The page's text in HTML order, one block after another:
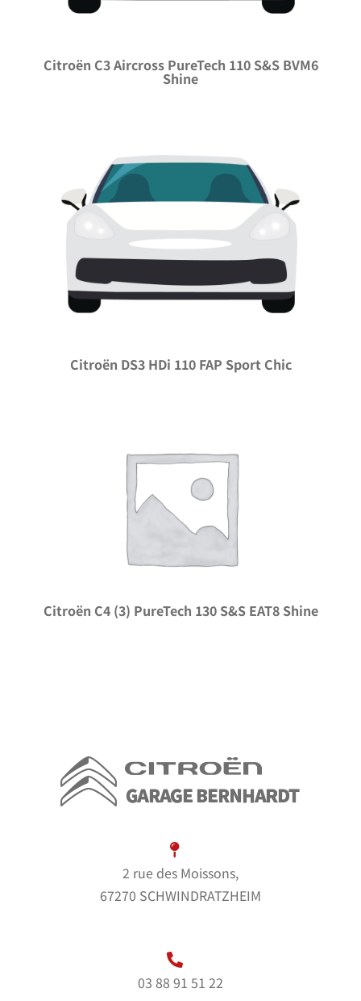
Citroën C3 Aircross PureTech 110 S&S BVM6
Shine
Citroën DS3 HDi 110 FAP Sport Chic
Citroën C4 (3) PureTech 130 S&S EAT8 Shine
2 rue des Moissons,
67270 SCHWINDRATZHEIM
03 88 91 51 22